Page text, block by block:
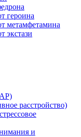
героина
метамфетамина
экстази
расстройство)
и